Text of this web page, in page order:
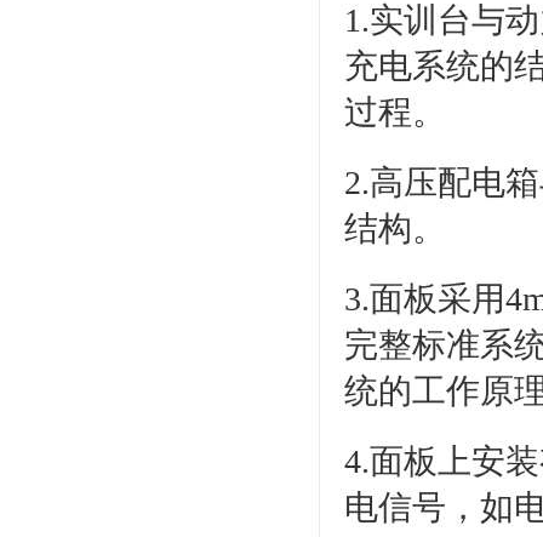
1.实训台与
充电系统的
过程。
2.高压配电
结构。
3.面板采用
完整标准系
统的工作原
4.面板上安
电信号，如